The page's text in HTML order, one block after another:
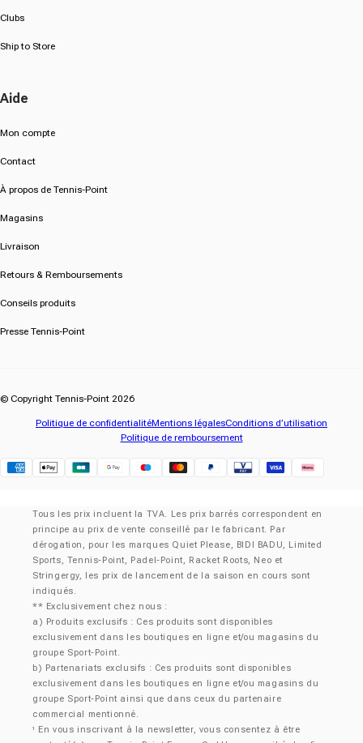
Clubs
Ship to Store
Aide
Mon compte
Contact
À propos de Tennis-Point
Magasins
Livraison
Retours & Remboursements
Conseils produits
Presse Tennis-Point
© Copyright Tennis-Point 2026
Politique de confidentialitéMentions légalesConditions d’utilisation
Politique de remboursement
Tous les prix incluent la TVA. Les prix barrés correspondent en
principe au prix de vente conseillé par le fabricant. Par
dérogation, pour les marques Quiet Please, BIDI BADU, Limited
Sports, Tennis-Point, Padel-Point, Racket Roots, Neo et
Stringergy, les prix de lancement de la saison en cours sont
indiqués.
** Exclusivement chez nous :
a) Produits exclusifs : Ces produits sont disponibles
exclusivement dans les boutiques en ligne et/ou magasins du
groupe Sport-Point.
b) Partenariats exclusifs : Ces produits sont disponibles
exclusivement dans les boutiques en ligne et/ou magasins du
groupe Sport-Point ainsi que dans ceux du partenaire
commercial mentionné.
¹ En vous inscrivant à la newsletter, vous consentez à être